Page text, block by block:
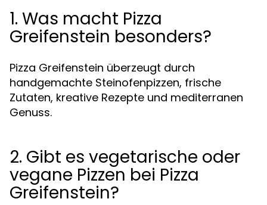
1. Was macht Pizza
Greifenstein besonders?
Pizza Greifenstein überzeugt durch
handgemachte Steinofenpizzen, frische
Zutaten, kreative Rezepte und mediterranen
Genuss.
2. Gibt es vegetarische oder
vegane Pizzen bei Pizza
Greifenstein?